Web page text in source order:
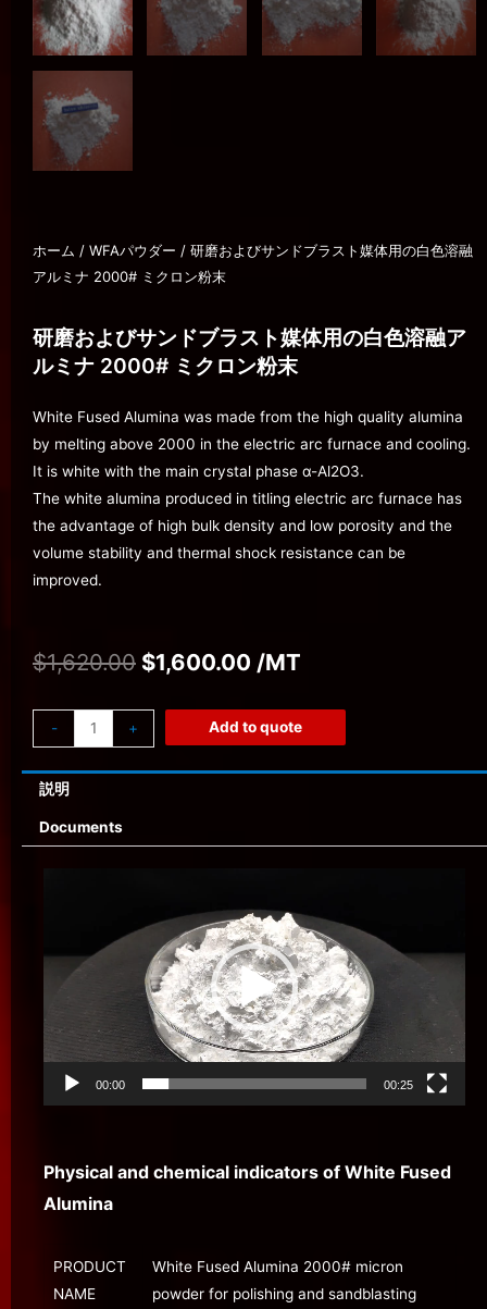
ホーム / WFAパウダー / 研磨およびサンドブラスト媒体用の白色溶融
アルミナ 2000# ミクロン粉末
研磨およびサンドブラスト媒体用の白色溶融ア
ルミナ 2000# ミクロン粉末
White Fused Alumina was made from the high quality alumina
by melting above 2000 in the electric arc furnace and cooling.
It is white with the main crystal phase α-Al2O3.
The white alumina produced in titling electric arc furnace has
the advantage of high bulk density and low porosity and the
volume stability and thermal shock resistance can be
improved.
$1,620.00 $1,600.00 /MT
- + Add to quote
説明
Documents
レ
ヤ
ー
00:00 00:25
Physical and chemical indicators of White Fused
Alumina
PRODUCT
NAME
White Fused Alumina 2000# micron
powder for polishing and sandblasting